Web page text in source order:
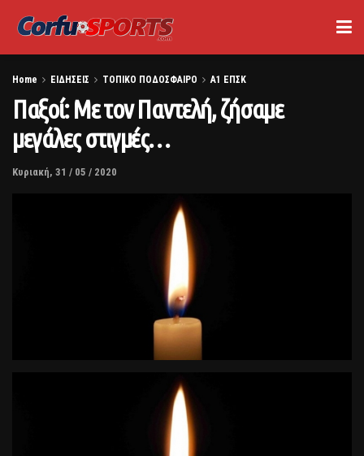
Home ΕΙΔΗΣΕΙΣ ΤΟΠΙΚΟ ΠΟΔΟΣΦΑΙΡΟ Α1 ΕΠΣΚ
Παξοί: Mε τον Παντελή, ζήσαμε
μεγάλες στιγμές…
Κυριακή, 31 / 05 / 2020